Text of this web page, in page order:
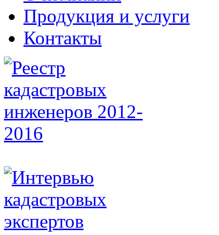
Продукция и услуги
Контакты